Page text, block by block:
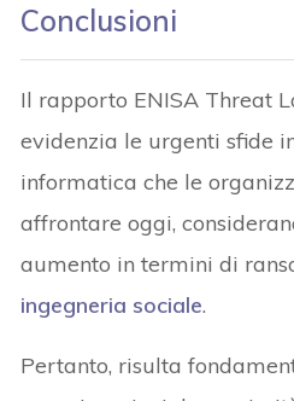
Conclusioni
Il rapporto ENISA Threat
evidenzia le urgenti sfide
informatica che le
affrontare oggi,
aumento in termini di
ingegneria sociale.
Pertanto, risulta